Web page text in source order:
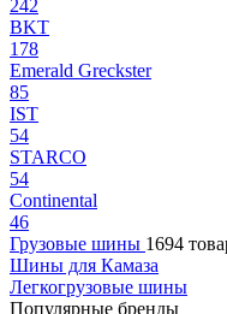
242
BKT
178
Emerald Greckster
85
IST
54
STARCO
54
Continental
46
Грузовые шины 1694
Шины для Камаза
Легкогрузовые шины
Популярные бренды